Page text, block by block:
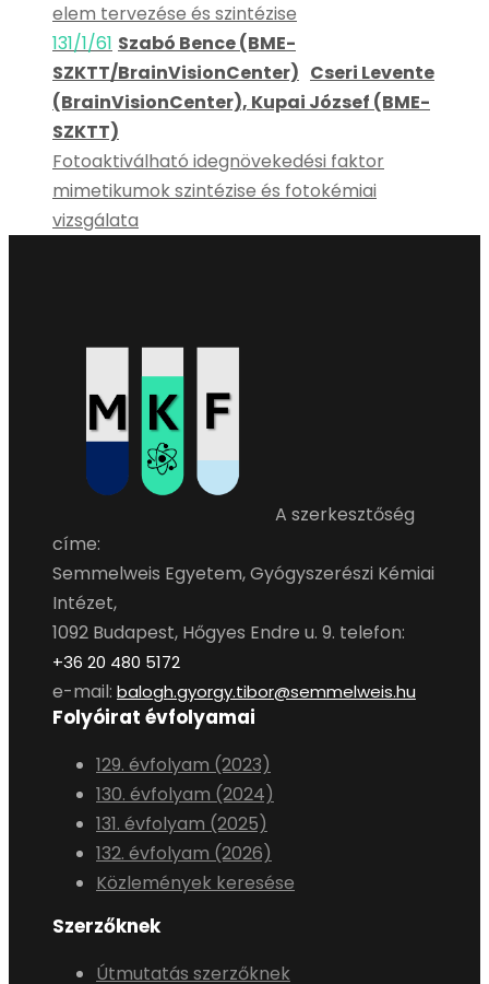
elem tervezése és szintézise
131/1/61 Szabó Bence (BME-
SZKTT/BrainVisionCenter) Cseri Levente
(BrainVisionCenter), Kupai József (BME-
SZKTT)
Fotoaktiválható idegnövekedési faktor
mimetikumok szintézise és fotokémiai
vizsgálata
A szerkesztőség
címe:
Semmelweis Egyetem, Gyógyszerészi Kémiai
Intézet,
1092 Budapest, Hőgyes Endre u. 9. telefon:
+36 20 480 5172
e-mail: balogh.gyorgy.tibor@semmelweis.hu
Folyóirat évfolyamai
129. évfolyam (2023)
130. évfolyam (2024)
131. évfolyam (2025)
132. évfolyam (2026)
Közlemények keresése
Szerzőknek
Útmutatás szerzőknek